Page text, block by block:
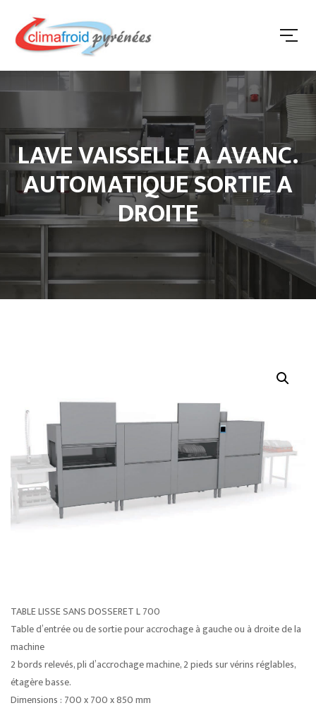
LAVE VAISSELLE A AVANC.
AUTOMATIQUE SORTIE A
DROITE
TABLE LISSE SANS DOSSERET L 700
Table d’entrée ou de sortie pour accrochage à gauche ou à droite de la
machine
2 bords relevés, pli d’accrochage machine, 2 pieds sur vérins réglables,
étagère basse.
Dimensions : 700 x 700 x 850 mm